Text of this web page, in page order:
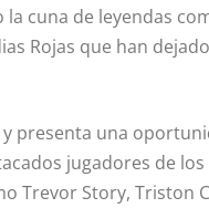
cuna de leyendas
Rojas que han
presenta una
jugadores de los
Trevor Story, Triston